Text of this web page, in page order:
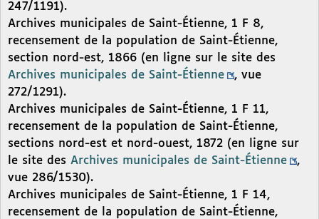
247/1191).
Archives municipales de Saint-Étienne, 1 F 8,
recensement de la population de Saint-Étienne,
section nord-est, 1866 (en ligne sur le site des
Archives municipales de Saint-Étienne
, vue
272/1291).
Archives municipales de Saint-Étienne, 1 F 11,
recensement de la population de Saint-Étienne,
sections nord-est et nord-ouest, 1872 (en ligne sur
le site des Archives municipales de Saint-Étienne
,
vue 286/1530).
Archives municipales de Saint-Étienne, 1 F 14,
recensement de la population de Saint-Étienne,